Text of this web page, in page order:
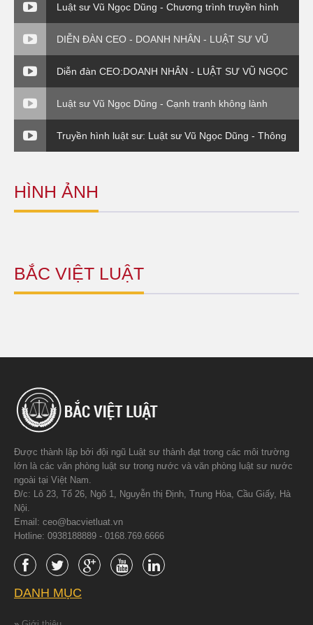
Luật sư Vũ Ngọc Dũng - Chương trình truyền hình
Chuyển giá trong DN FDI - Luật sư và Doanh nghiệp
DIỄN ĐÀN CEO - DOANH NHÂN - LUẬT SƯ VŨ
NGỌC DŨNG - PHẦN 4
Diễn đàn CEO:DOANH NHÂN - LUẬT SƯ VŨ NGỌC
DŨNG - PHẦN VI
Luật sư Vũ Ngọc Dũng - Cạnh tranh không lành
mạnh (Luật sư và Doanh nghiệp)
Truyền hình luật sư: Luật sư Vũ Ngọc Dũng - Thông
tư 176 Bộ Tài Chính
HÌNH ẢNH
BẮC VIỆT LUẬT
Được thành lập bởi đội ngũ Luật sư thành đạt trong các môi trường
lớn là các văn phòng luật sư trong nước và văn phòng luật sư nước
ngoài tại Việt Nam.
Đ/c: Lô 23, Tổ 26, Ngõ 1, Nguyễn thị Định, Trung Hòa, Cầu Giấy, Hà
Nội.
Email: ceo@bacvietluat.vn
Hotline: 0938188889 - 0168.769.6666
DANH MỤC